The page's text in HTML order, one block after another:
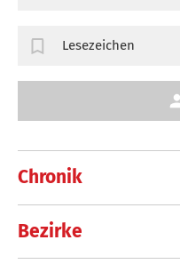
Chronik
Bezirke
Lesezeichen